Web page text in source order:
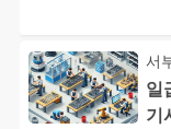
서
일
기